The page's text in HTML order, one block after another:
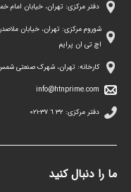
دفتر مرکزی: تهران، خیابان امام
شوروم مرکزی: تهران، خیابان
اچ تی ان پرایم
کارخانه: تهران، شهرک صنعتی شمس
info@htnprime.com
دفتر مرکزی: ٣٢ ٦ ٣٧-٠٢١
ما را دنبال کنید